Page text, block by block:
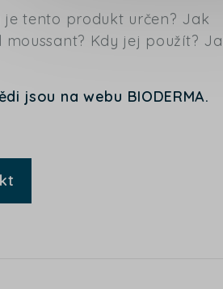
tento produkt určen? Jak
moussant? Kdy jej použít?
jsou na webu BIODERMA.